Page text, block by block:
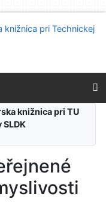
knižnica pri TU